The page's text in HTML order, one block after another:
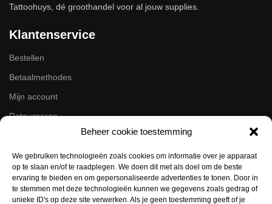
Beheer cookie toestemming
We gebruiken technologieën zoals cookies om informatie over je apparaat
op te slaan en/of te raadplegen. We doen dit met als doel om de beste
ervaring te bieden en om gepersonaliseerde advertenties te tonen. Door in
te stemmen met deze technologieën kunnen we gegevens zoals gedrag of
unieke ID's op deze site verwerken. Als je geen toestemming geeft of je
Tattoohuys, dé groothandel voor al jouw supplies.
Klantenservice
Bestellen
Betaalmethodes
Mijn account
Retourneren
Volg ons op de socials
Instagram